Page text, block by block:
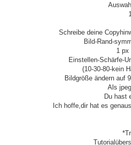
Schreibe deine
Bild-Rand-
1 px
Einstellen-Schärfe-
(10-30-80-kein
Bildgröße ändern auf
Als
Du hast
Ich hoffe,dir hat es